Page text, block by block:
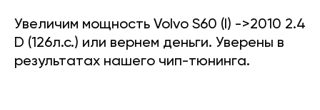
Увеличим мощность Volvo S60 (I) ->2010 2.4
D (126л.с.) или вернем деньги. Уверены в
результатах нашего чип-тюнинга.